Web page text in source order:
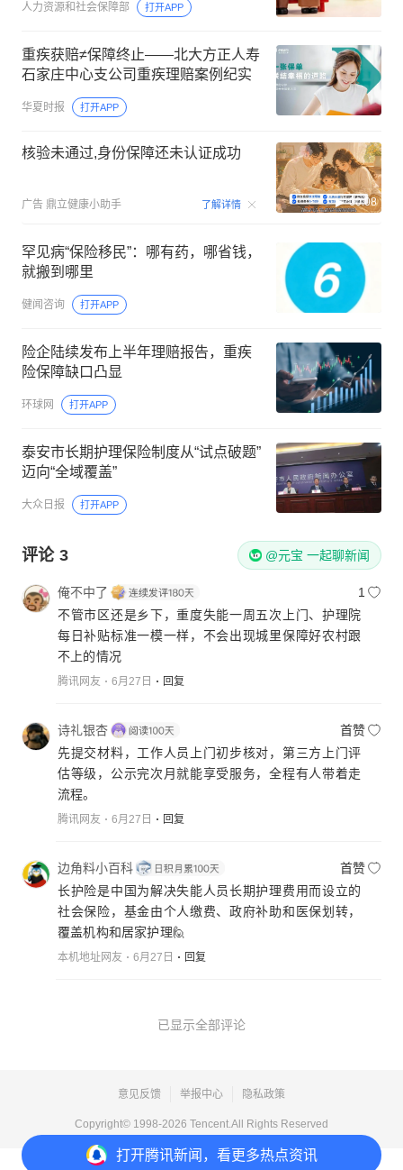
打开腾讯新闻，看更多热点资讯
人力资源和社会保障部 打开APP
重疾获赔≠保障终止——北大方正人寿
石家庄中心支公司重疾理赔案例纪实
华夏时报 打开APP
核验未通过,身份保障还未认证成功
广告 鼎立健康小助手 了解详情 00:08
罕见病“保险移民”：哪有药，哪省钱，
就搬到哪里
健闻咨询 打开APP
险企陆续发布上半年理赔报告，重疾
险保障缺口凸显
环球网 打开APP
泰安市长期护理保险制度从“试点破题”
迈向“全域覆盖”
大众日报 打开APP
评论 3 @元宝 一起聊新闻
俺不中了
1
不管市区还是乡下，重度失能一周五次上门、护理院
每日补贴标准一模一样，不会出现城里保障好农村跟
不上的情况
腾讯网友 6月27日 回复
诗礼银杏
首赞
先提交材料，工作人员上门初步核对，第三方上门评
估等级，公示完次月就能享受服务，全程有人带着走
流程。
腾讯网友 6月27日 回复
边角料小百科
首赞
长护险是中国为解决失能人员长期护理费用而设立的
社会保险，基金由个人缴费、政府补助和医保划转，
覆盖机构和居家护理🙋
本机地址网友 6月27日 回复
已显示全部评论
意见反馈 举报中心 隐私政策
Copyright© 1998-2026 Tencent.All Rights Reserved